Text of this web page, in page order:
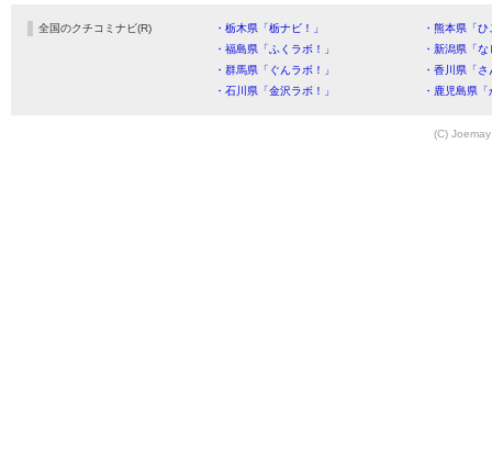
全国のクチコミナビ(R) ・栃木県「栃ナビ！」
・熊本県「
・福島県「ふくラボ！」
・新潟県「
・群馬県「ぐんラボ！」
・香川県「
・石川県「金沢ラボ！」
・鹿児島県
(C)